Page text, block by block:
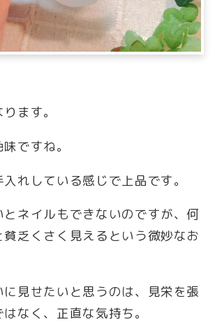
ます。
ですね。
れしている感じで上品です。
ネイルもできないのですが、何
乏くさく見えるという微妙なお
見せたいと思うのは、見栄を張
なく、正直な気持ち。